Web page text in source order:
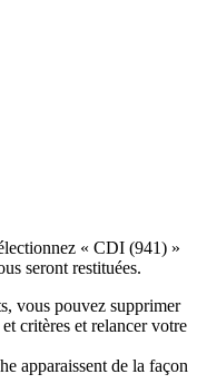
« CDI (941) »
seront restituées.
vous pouvez supprimer
critères et relancer votre
apparaissent de la façon